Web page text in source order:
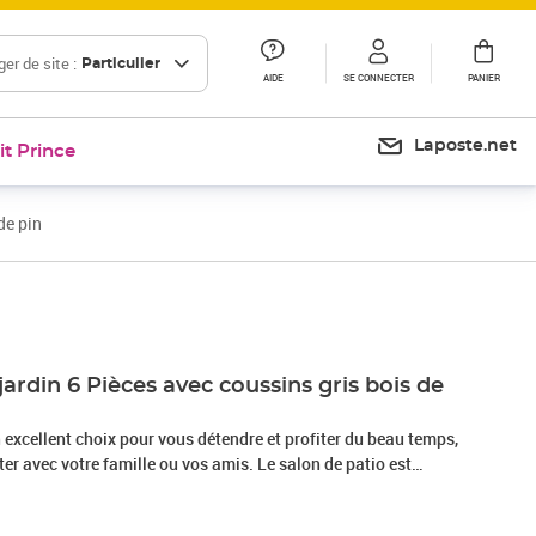
de site : Particulier
AIDE SE CONNECTER PANIER
Prince Laposte.net
pin
6 Pièces avec coussins gris bois de
choix pour vous détendre et profiter du beau temps,
avec votre famille ou vos amis. Le salon de patio est
ce qui le rend robuste et stable. Les coussins ajoutent
Vous pouvez le combiner avec d’autres segments